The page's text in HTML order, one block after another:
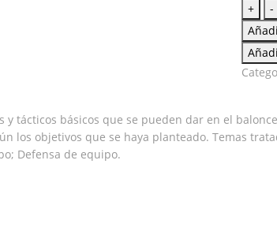
+
un
-
tácticos básicos que se pueden dar en el
objetivos que se haya planteado. Temas
Defensa de equipo.